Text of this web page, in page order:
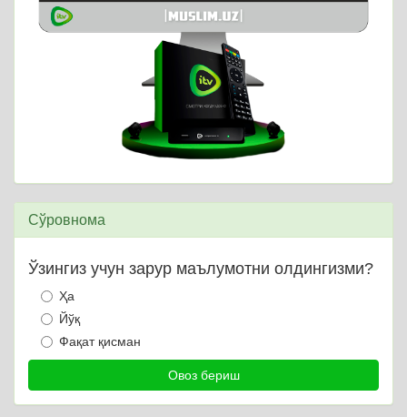
Сўровнома
Ўзингиз учун зарур маълумотни олдингизми?
Ҳа
Йўқ
Фақат қисман